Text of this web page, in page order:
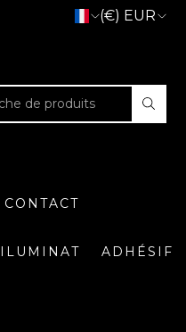
(€) EUR
CONTACT
ILUMINAT ADHÉSIF